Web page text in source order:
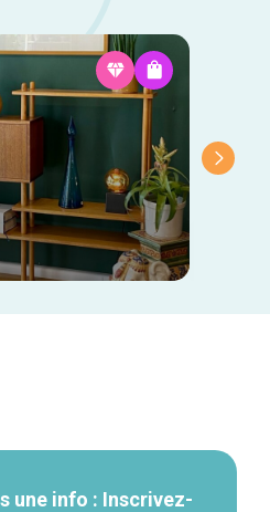
une info : Inscrivez-